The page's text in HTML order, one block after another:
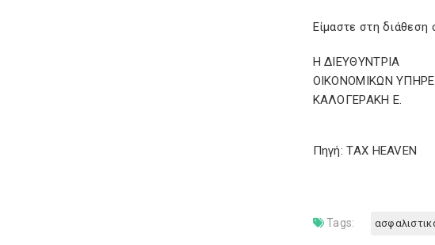
Είμαστε στη διάθεση
Η ΔΙΕΥΘΥΝΤΡΙΑ
ΟΙΚΟΝΟΜΙΚΩΝ
ΚΑΛΟΓΕΡΑΚΗ Ε.
Πηγή: TAX HEAVEN
Tags: